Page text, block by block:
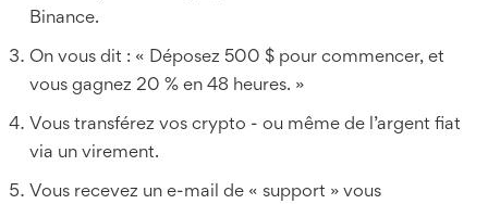
Binance.
On vous dit : « Déposez 500 $ pour commencer, et
vous gagnez 20 % en 48 heures. »
Vous transférez vos crypto - ou même de l’argent fiat
via un virement.
Vous recevez un e-mail de « support » vous